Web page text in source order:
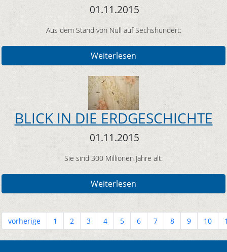
01.11.2015
Aus dem Stand von Null auf Sechshundert:
Weiterlesen
BLICK IN DIE ERDGESCHICHTE
01.11.2015
Sie sind 300 Millionen Jahre alt:
Weiterlesen
vorherige 1 2 3 4 5 6 7 8 9 10